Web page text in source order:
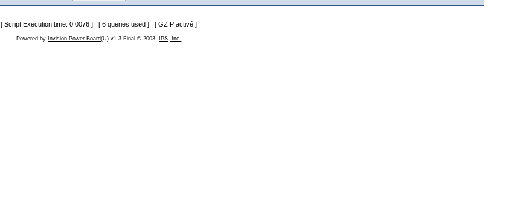
[ Script Execution time: 0.0076 ] [ 6 queries used ] [ GZIP activé ]
Powered by Invision Power Board(U) v1.3 Final © 2003 IPS, Inc.